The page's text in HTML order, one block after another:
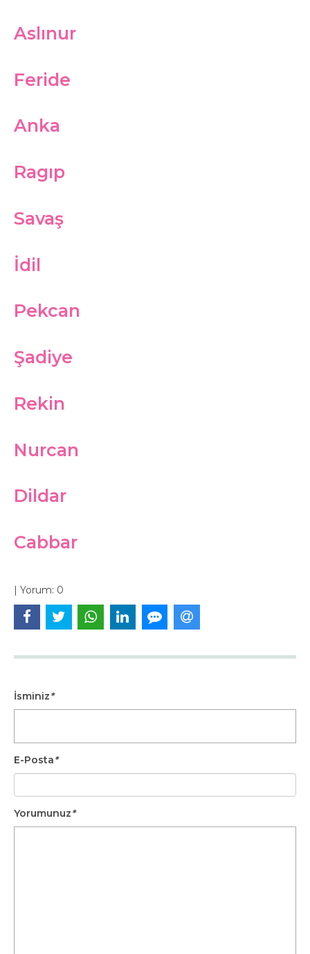
Aslınur
Feride
Anka
Ragıp
Savaş
İdil
Pekcan
Şadiye
Rekin
Nurcan
Dildar
Cabbar
| Yorum: 0
İsminiz*
E-Posta*
Yorumunuz*